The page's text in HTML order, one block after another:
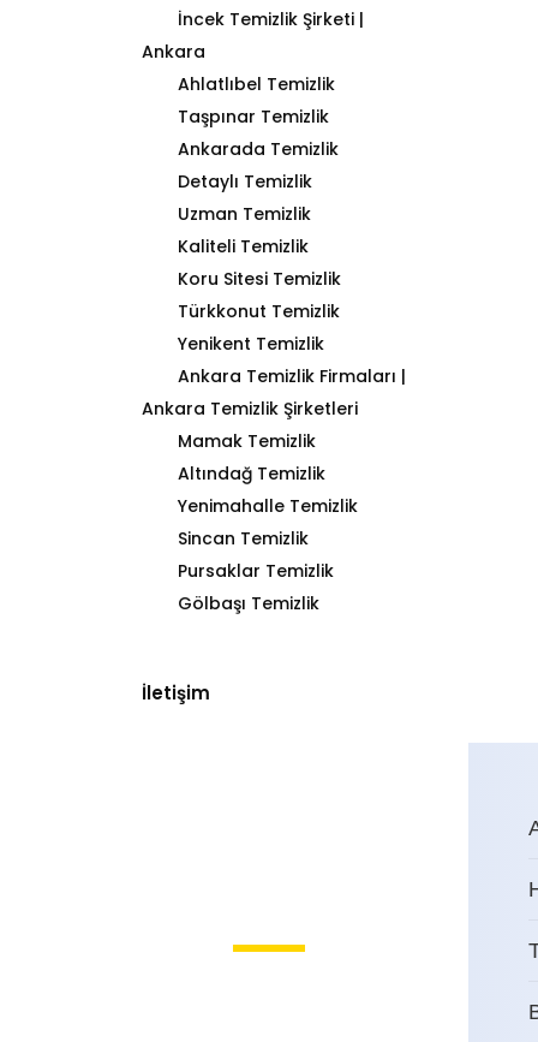
İncek Temizlik Şirketi |
Ankara
Ahlatlıbel Temizlik
Taşpınar Temizlik
Ankarada Temizlik
Detaylı Temizlik
Uzman Temizlik
Kaliteli Temizlik
Koru Sitesi Temizlik
Türkkonut Temizlik
Yenikent Temizlik
Ankara Temizlik Firmaları |
Ankara Temizlik Şirketleri
Mamak Temizlik
Altındağ Temizlik
Yenimahalle Temizlik
Sincan Temizlik
Pursaklar Temizlik
Gölbaşı Temizlik
İletişim